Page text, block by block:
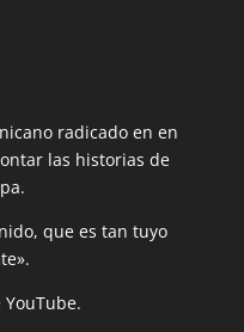
radicado en en
las historias de
que es tan tuyo